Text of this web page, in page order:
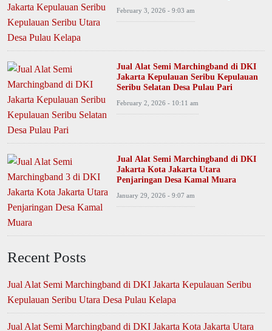
February 3, 2026 - 9:03 am
Jual Alat Semi Marchingband di DKI
Jakarta Kepulauan Seribu Kepulauan
Seribu Selatan Desa Pulau Pari
February 2, 2026 - 10:11 am
Jual Alat Semi Marchingband di DKI
Jakarta Kota Jakarta Utara
Penjaringan Desa Kamal Muara
January 29, 2026 - 9:07 am
Recent Posts
Jual Alat Semi Marchingband di DKI Jakarta Kepulauan Seribu
Kepulauan Seribu Utara Desa Pulau Kelapa
Jual Alat Semi Marchingband di DKI Jakarta Kota Jakarta Utara